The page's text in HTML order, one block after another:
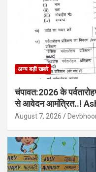
अन्य बड़ी खबरे
चंपावत:2026 के
से आवेदन आमंत्रित..!
August 7, 2026